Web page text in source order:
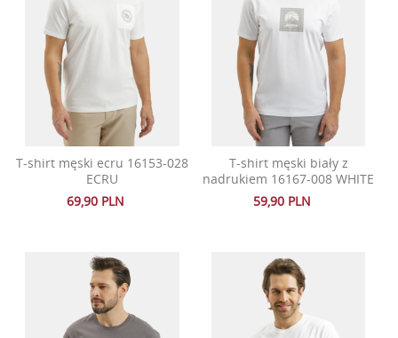
T-shirt męski ecru 16153-028
ECRU
69,90 PLN
T-shirt męski biały z
nadrukiem 16167-008 WHITE
59,90 PLN